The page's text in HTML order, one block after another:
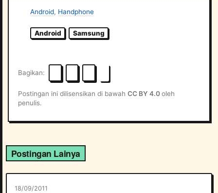
Android, Handphone
Android Samsung
Postingan ini dilisensikan di bawahCC BY 4.0oleh
penulis.
Bagikan
Postingan Lainya
18/09/2011